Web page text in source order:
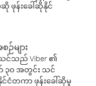
ဖုန်းခေါ်ဆိုနိုင်
များ
သင်သည် Viber ၏
၃၀ အတွင်း သင်
တကာ ဖုန်းခေါ်ဆိုမှု